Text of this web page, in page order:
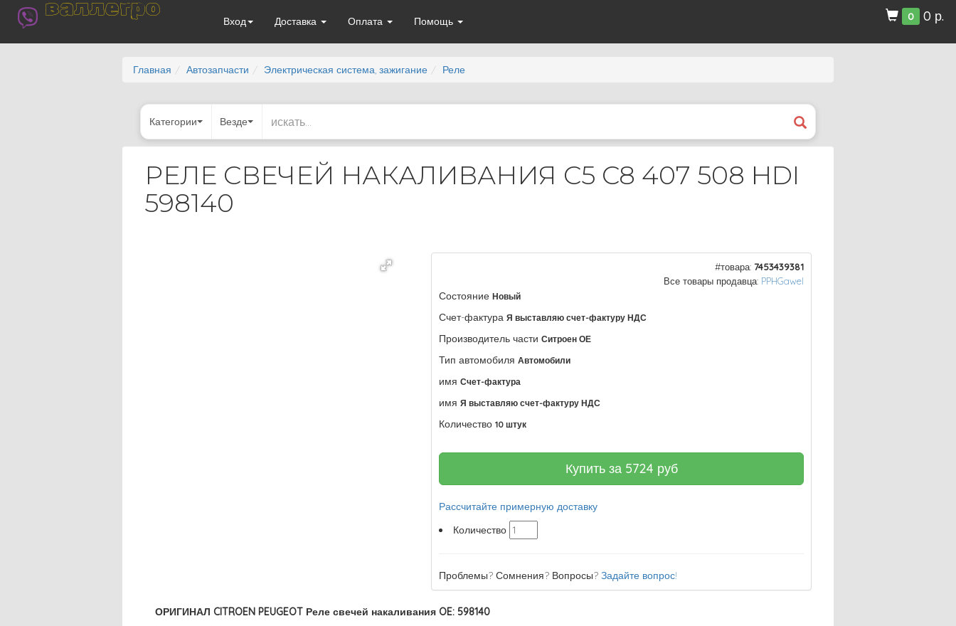
валлегро
Вход Доставка Оплата Помощь 0 0 р.
Главная Автозапчасти Электрическая система, зажигание Реле
Категории Везде
РЕЛЕ СВЕЧЕЙ НАКАЛИВАНИЯ C5 C8 407 508 HDI
598140
#товара: 7453439381
Все товары продавца: PPHGawel
Состояние Новый
Счет-фактура Я выставляю счет-фактуру НДС
Производитель части Ситроен ОЕ
Тип автомобиля Автомобили
имя Счет-фактура
имя Я выставляю счет-фактуру НДС
Количество 10 штук
Купить за 5724 руб
Рассчитайте примерную доставку
Количество
Проблемы? Сомнения? Вопросы?Задайте вопрос!
ОРИГИНАЛ CITROEN PEUGEOT Реле свечей накаливания OE: 598140